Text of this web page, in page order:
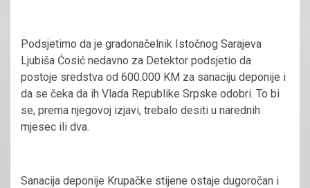
Podsjetimo da je gradonačelnik Istočnog Sarajeva
Ljubiša Ćosić nedavno za Detektor podsjetio da
postoje sredstva od 600.000 KM za sanaciju deponije i
da se čeka da ih Vlada Republike Srpske odobri. To bi
se, prema njegovoj izjavi, trebalo desiti u narednih
mjesec ili dva.
Sanacija deponije Krupačke stijene ostaje dugoročan i